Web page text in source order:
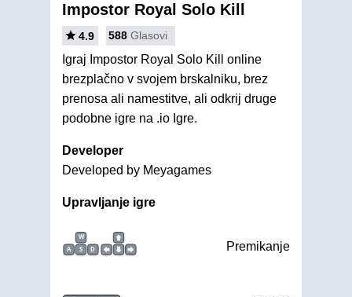
Impostor Royal Solo Kill
4.9 588 Glasovi
Igraj Impostor Royal Solo Kill online
brezplačno v svojem brskalniku, brez
prenosa ali namestitve, ali odkrij druge
podobne igre na .io Igre.
Developer
Developed by Meyagames
Upravljanje igre
W
A
S D Premikanje